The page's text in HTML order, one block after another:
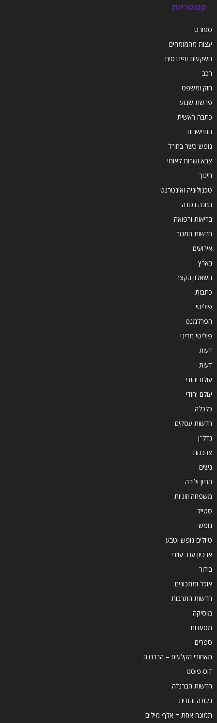
קטגוריות
ספורט
עצות מהמומחים
השקעות ופיננסים
רכב
חוק ומשפט
פרשת שבוע
כתבה ראשית
התיישבות
נופש כשר בחו"ל
צבא ושרות לאומי
חינוך
טכנולוגיה ואינטרנט
תזונה נכונה
בריאות ורפואה
חדשות המגזר
אירועים
בארץ
השאלון הקצר
כתבות
פוליטי
הפרלמנט
פוליטי מדיני
דעות
דעות
עולם יהודי
עולם יהודי
כלכלה
חדשות עסקים
נדל''ן
צרכנות
נשים
הריון ולידה
משפחה וזוגיות
סטייל
נופש
טיולים נופש וטבע
ארכיון ענר עוזרי
בידור
אוכל ומתכונים
חדשות התרבות
מוסיקה
מסעדות
ספרים
מאחורי הקלעים – הברנז'ה
דוס פוסט
חדשות הברנז'ה
נקודה יהודית
תמונה אחת = אלף מילים